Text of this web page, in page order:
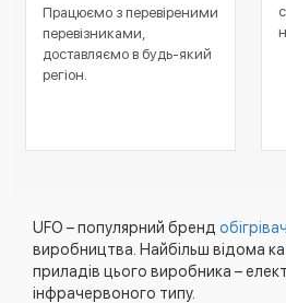
Працюємо з перевіреними
перевізниками,
доставляємо в будь-який
регіон.
UFO – популярний бренд
виробництва. Найбільш відома
приладів цього виробника –
інфрачервоного типу.